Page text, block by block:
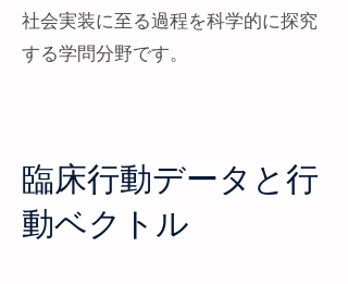
社会実装に至る過程を科学的に探究
する学問分野です。
臨床行動データと行
動ベクトル